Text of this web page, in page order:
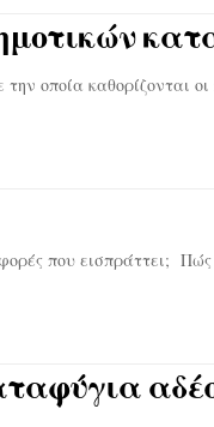
οποία καθορίζονται
που εισπράττει;